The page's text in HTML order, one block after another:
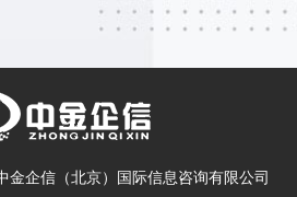
企信（北京）国际信息咨询有限公司